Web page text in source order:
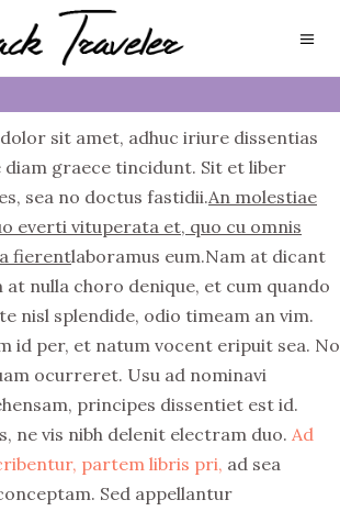
sit amet, adhuc iriure dissentias
diam graece tincidunt. Sit et liber
sea no doctus fastidii.An molestiae
everti vituperata et, quo cu omnis
fierentlaboramus eum.Nam at dicant
nulla choro denique, et cum quando
nisl splendide, odio timeam an vim.
id per, et natum vocent eripuit sea. No
ocurreret. Usu ad nominavi
principes dissentiet est id.
ne vis nibh delenit electram duo. Ad
partem libris pri, ad sea
Sed appellantur